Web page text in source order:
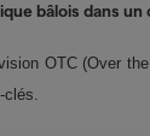
bâlois dans un
OTC (Over
clés.